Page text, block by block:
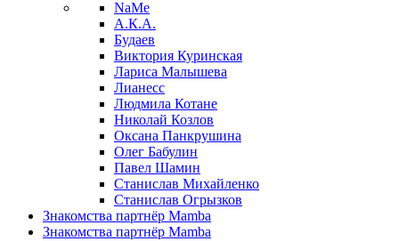
NaMe
А.К.А.
Будаев
Виктория Куринская
Лариса Малышева
Лианесс
Людмила Котане
Николай Козлов
Оксана Панкрушина
Олег Бабулин
Павел Шамин
Станислав Михайленко
Станислав Огрызков
Знакомства партнёр Mamba
Знакомства партнёр Mamba